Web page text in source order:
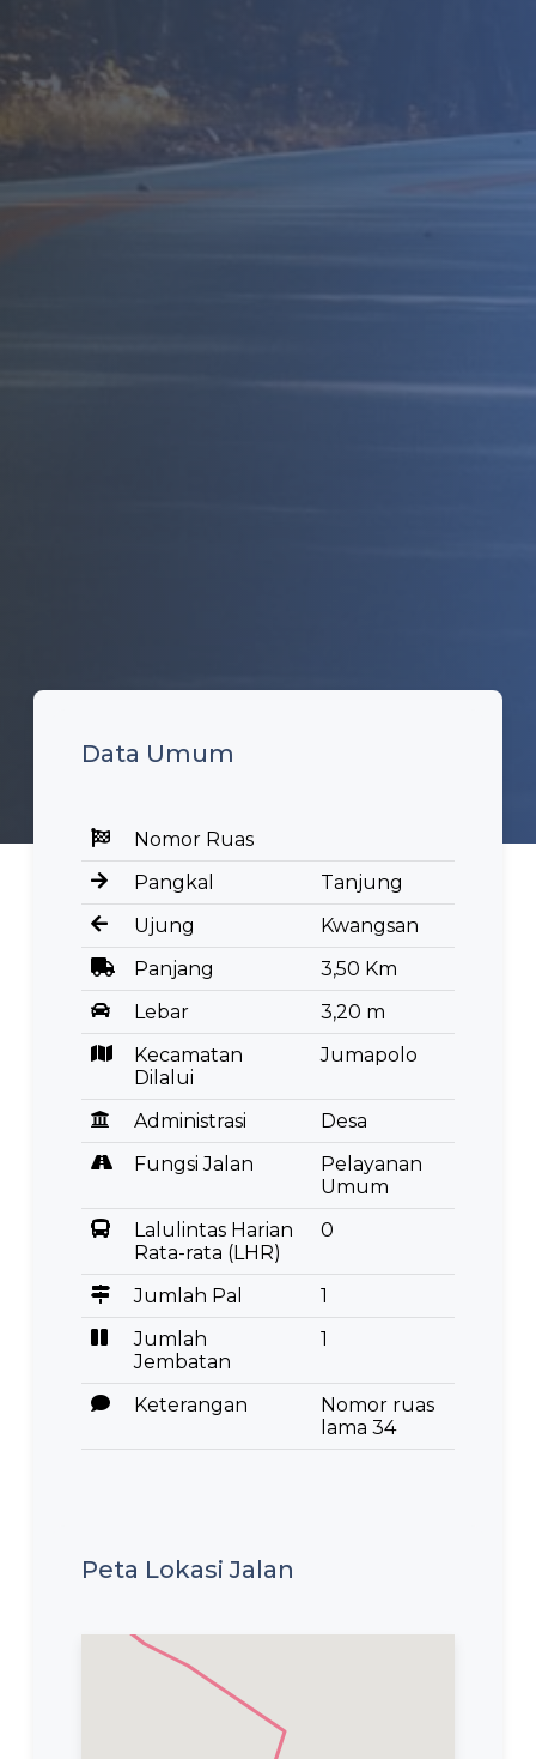
Data Umum
Nomor Ruas
Pangkal
Tanjung
Ujung
Kwangsan
Panjang
3,50 Km
Lebar
3,20 m
Kecamatan
Dilalui
Jumapolo
Administrasi
Desa
Fungsi Jalan
Pelayanan
Umum
Lalulintas Harian
Rata-rata (LHR)
0
Jumlah Pal
1
Jumlah
Jembatan
1
Keterangan
Nomor ruas
lama 34
Peta Lokasi Jalan